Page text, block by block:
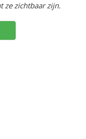
ze zichtbaar zijn.